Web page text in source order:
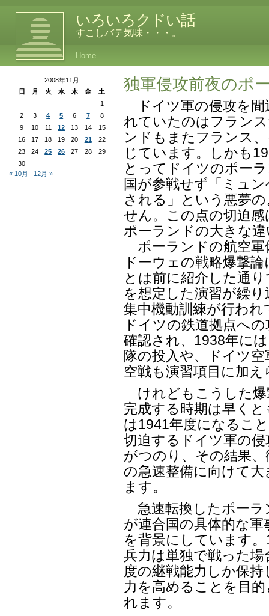
いろいろクドい話
すこしバテ気味・・・。
Home
独軍侵攻前夜のポ
ドイツ軍の侵攻を間
れていたのはフラン
ンドもまたフランス
じています。しかも
とってドイツのポー
国が参戦せず「ミュ
される」という悪夢
せん。この点の切迫
ポーランドの大きな
ポーランドの航空軍
ドーウェの戦略爆撃
とは前に紹介した通
を想定した演習が繰
集中機動訓練が行わ
ドイツの鉄道拠点へ
確認され、1938年に
隊の投入や、ドイツ
空戦も演習項目に加
けれどもこうした爆
完成する時期は早く
は1941年度になるこ
切迫するドイツ軍の
がつのり、その結果
の急速整備に向けて
ます。
急速転換したポーラ
が連合国の具体的な
を背景にしています
兵力は単独で戦った
度の継戦能力しか保
力を高めることを目
れます。
2008年11月
日
月 火 水 木 金
土
1
2
3 4 5 6 7
8
9
10 11 12 13 14
15
16
17 18 19 20 21
22
23
24 25 26 27 28
29
30
« 10月
12月 »